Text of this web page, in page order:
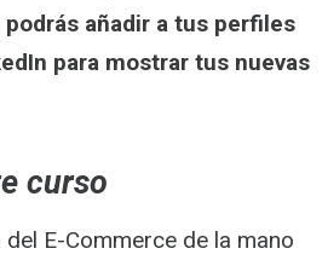
añadir a tus perfiles
para mostrar tus nuevas
curso
E-Commerce de la mano